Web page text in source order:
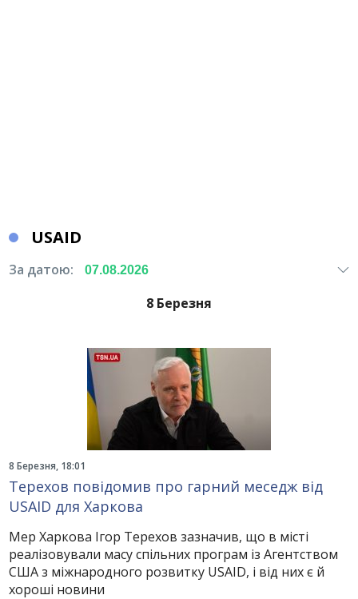
USAID
За датою:
8 Березня
8 Березня, 18:01
Терехов повідомив про гарний меседж від
USAID для Харкова
Мер Харкова Ігор Терехов зазначив, що в місті
реалізовували масу спільних програм із Агентством
США з міжнародного розвитку USAID, і від них є й
хороші новини